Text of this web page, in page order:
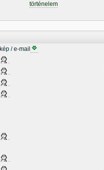
történelem
kép / e-mail